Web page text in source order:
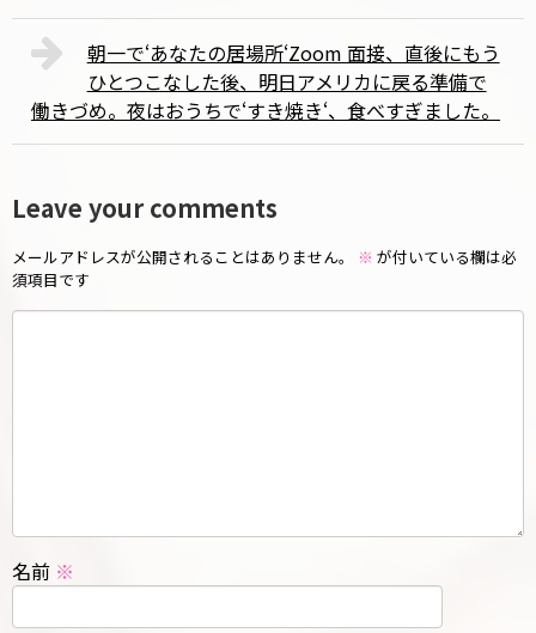
朝一で‘あなたの居場所‘Zoom 面接、直後にもう
ひとつこなした後、明日アメリカに戻る準備で
働きづめ。夜はおうちで‘すき焼き‘、食べすぎました。
Leave your comments
メールアドレスが公開されることはありません。 ※ が付いている欄は必
須項目です
名前 ※